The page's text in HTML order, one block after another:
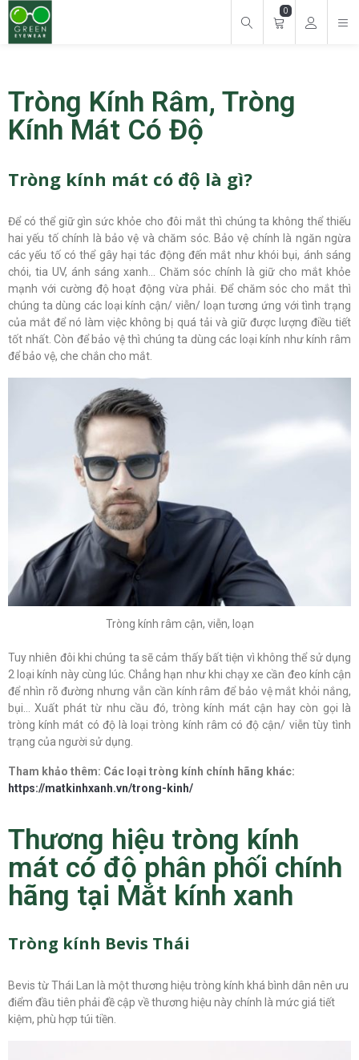
0
Tròng Kính Râm, Tròng
Kính Mát Có Độ
Tròng kính mát có độ là gì?
Để có thể giữ gìn sức khỏe cho đôi mắt thì chúng ta không thể thiếu
hai yếu tố chính là bảo vệ và chăm sóc. Bảo vệ chính là ngăn ngừa
các yếu tố có thể gây hại tác động đến mắt như khói bụi, ánh sáng
chói, tia UV, ánh sáng xanh… Chăm sóc chính là giữ cho mắt khỏe
mạnh với cường độ hoạt động vừa phải. Để chăm sóc cho mắt thì
chúng ta dùng các loại kính cận/ viễn/ loạn tương ứng với tình trạng
của mắt để nó làm việc không bị quá tải và giữ được lượng điều tiết
tốt nhất. Còn để bảo vệ thì chúng ta dùng các loại kính như kính râm
để bảo vệ, che chắn cho mắt.
Tròng kính râm cận, viễn, loạn
Tuy nhiên đôi khi chúng ta sẽ cảm thấy bất tiện vì không thể sử dụng
2 loại kính này cùng lúc. Chẳng hạn như khi chạy xe cần đeo kính cận
để nhìn rõ đường nhưng vẫn cần kính râm để bảo vệ mắt khỏi nắng,
bụi… Xuất phát từ nhu cầu đó, tròng kính mát cận hay còn gọi là
tròng kính mát có độ là loại tròng kính râm có độ cận/ viễn tùy tình
trạng của người sử dụng.
Tham khảo thêm: Các loại tròng kính chính hãng khác:
https://matkinhxanh.vn/trong-kinh/
Thương hiệu tròng kính
mát có độ phân phối chính
hãng tại Mắt kính xanh
Tròng kính Bevis Thái
Bevis từ Thái Lan là một thương hiệu tròng kính khá bình dân nên ưu
điểm đầu tiên phải đề cập về thương hiệu này chính là mức giá tiết
kiệm, phù hợp túi tiền.